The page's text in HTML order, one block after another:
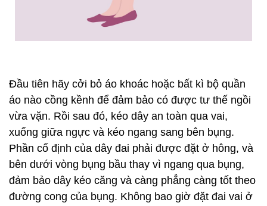
Đầu tiên hãy cởi bỏ áo khoác hoặc bất kì bộ quần
áo nào cồng kềnh để đảm bảo có được tư thế ngồi
vừa vặn. Rồi sau đó, kéo dây an toàn qua vai,
xuống giữa ngực và kéo ngang sang bên bụng.
Phần cố định của dây đai phải được đặt ở hông, và
bên dưới vòng bụng bầu thay vì ngang qua bụng,
đảm bảo dây kéo căng và càng phẳng càng tốt theo
đường cong của bụng. Không bao giờ đặt đai vai ở